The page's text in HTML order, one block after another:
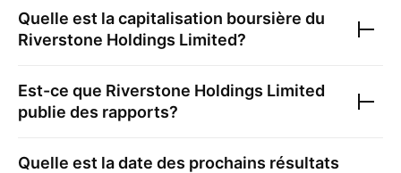
Quelle est la capitalisation boursière du
Riverstone Holdings Limited?
Est-ce que Riverstone Holdings Limited
publie des rapports?
Quelle est la date des prochains résultats